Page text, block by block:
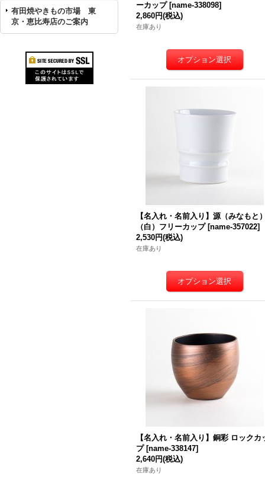
有田焼やきもの市場 東
京・恵比寿店のご案内
ーカップ [name-338098]
2,860円(税込)
在庫あり
【名入れ・名前入り】源（みなもと
（白）フリーカップ [name-357022]
2,530円(税込)
在庫あり
【名入れ・名前入り】銅彩 ロックカ
プ [name-338147]
2,640円(税込)
在庫あり